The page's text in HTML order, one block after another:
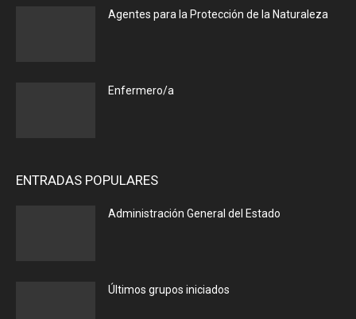
Agentes para la Protección de la Naturaleza
Enfermero/a
ENTRADAS POPULARES
Administración General del Estado
Últimos grupos iniciados